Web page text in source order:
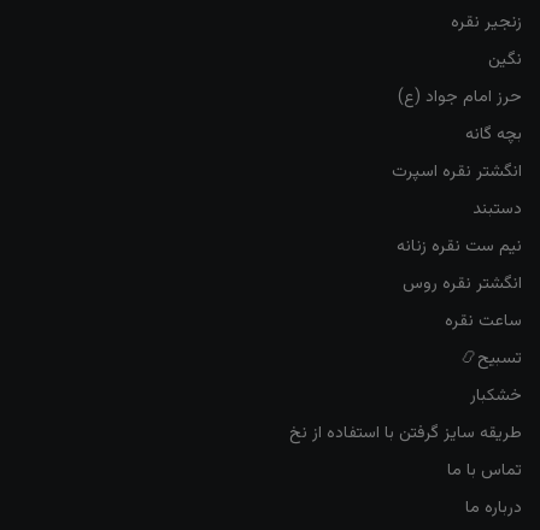
زنجیر نقره
نگین
حرز امام جواد (ع)
بچه گانه
انگشتر نقره اسپرت
دستبند
نیم ست نقره زنانه
انگشتر نقره روس
ساعت نقره
تسبیح📿
خشکبار
طریقه سایز گرفتن با استفاده از نخ
تماس با ما
درباره ما